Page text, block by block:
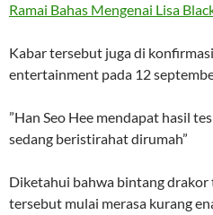
Ramai Bahas Mengenai Lisa
Kabar tersebut juga di
entertainment pada 12
”Han Seo Hee mendapat hasil
sedang beristirahat dirumah”
Diketahui bahwa bintang
tersebut mulai merasa kurang